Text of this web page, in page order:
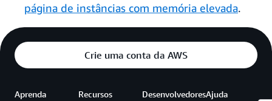
página de instâncias com memória elevada.
Crie uma conta da AWS
Aprenda Recursos DesenvolvedoresAjuda